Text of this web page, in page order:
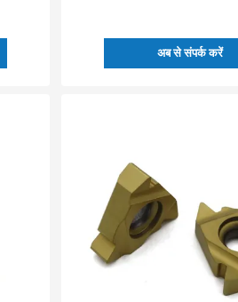
अब से संपर्क करें